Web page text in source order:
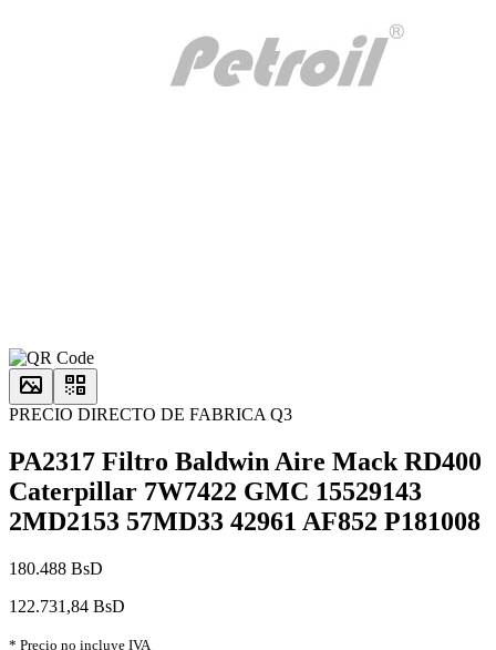
PRECIO DIRECTO DE FABRICA Q3
PA2317 Filtro Baldwin Aire Mack RD400
Caterpillar 7W7422 GMC 15529143
2MD2153 57MD33 42961 AF852 P181008
180.488 BsD
122.731,84 BsD
* Precio no incluye IVA